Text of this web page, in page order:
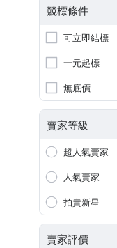
競標條件
可立即結標
一元起標
無底價
賣家等級
超人氣賣家
人氣賣家
拍賣新星
賣家評價